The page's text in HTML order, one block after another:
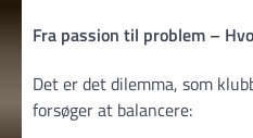
Fra passion til problem –
Det er det dilemma, som
forsøger at balancere: